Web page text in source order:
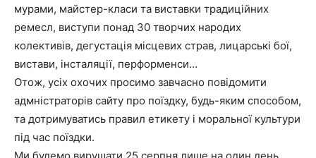
мурами, майстер-класи та виставки традиційних
ремесл, виступи понад 30 творчих народих
колективів, дегустація місцевих страв, лицарські бої,
вистави, інсталяції, перформенси…
Отож, усіх охочих просимо завчасно повідомити
адмністраторів сайту про поїздку, будь-яким способом,
та дотримуватись правил етикету і моральної культури
під час поїздки.